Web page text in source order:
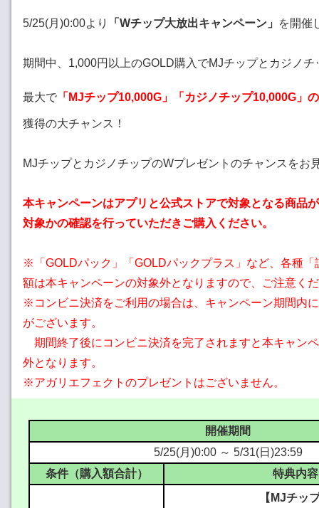
5/25(月)0:00より 「Wチップ大放出キャンペーン」 を開催
期間中、1,000円以上のGOLD購入でMJチップとカジノチ
最大で 「MJチップ10,000G」「カジノチップ10,000G」
獲得の大チャンス！
MJチップとカジノチップのWプレゼントのチャンスをお
本キャンペーンはアプリと公式ストアで対象となる商品
対象かの確認を行っていただきご購入ください。
※「GOLDパック」「GOLDパックプラス」など、各種「
額は本キャンペーンの対象外となりますので、ご注意く
※コンビニ決済をご利用の場合は、キャンペーン期間内
がございます。
期間終了後にコンビニ決済を完了されますと本キャン
外となります。
※アガリエフェクトのプレゼントはございません。
開催期間
5/25(月)0:00 ～ 5/31(日)23:59
条件（購入額合計）
特典内容
【MJチッ